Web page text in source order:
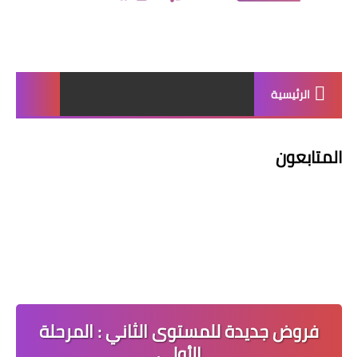
الرئيسية
المتابعون
فروض جديدة للمستوى الثاني : المرحلة